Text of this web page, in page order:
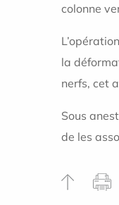
colonne
la
nerfs, cet
Sous
de les